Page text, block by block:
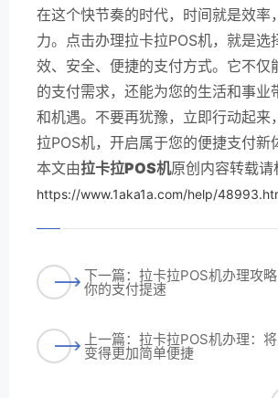
在这个快节奏的时代，时间就是效率
力。点击办理拉卡拉POS机，就是选
效、安全、便捷的支付方式。它不仅
的支付需求，还能为您的生活和事业
和机遇。不要再犹豫，立即行动起来
拉POS机，开启属于您的便捷支付新
本文由拉卡拉POS机原创内容转载请
https://www.1aka1a.com/help/
下一篇：拉卡拉POS机办理攻
你的支付提速
上一篇：拉卡拉POS机办理：
变得更加简单便捷